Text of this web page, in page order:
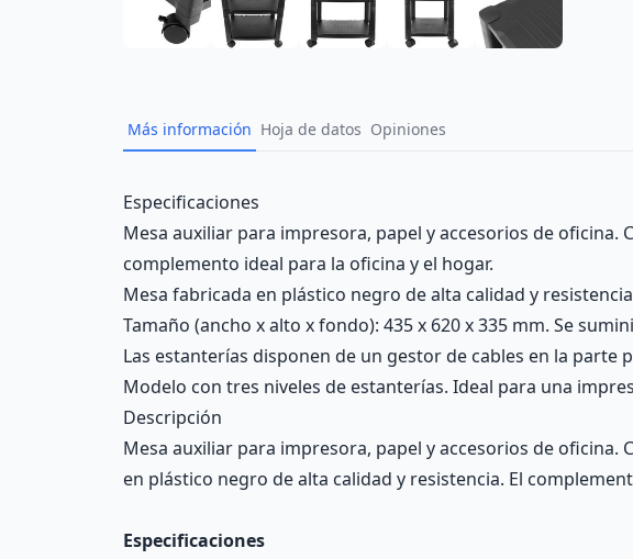
Más información Hoja de datos Opiniones
Description
Especificaciones
Mesa auxiliar para impresora, papel y accesorios de
complemento ideal para la oficina y el hogar.
Mesa fabricada en plástico negro de alta calidad y
Tamaño (ancho x alto x fondo): 435 x 620 x 335 mm. Se
Las estanterías disponen de un gestor de cables en la
Modelo con tres niveles de estanterías. Ideal para una
Descripción
Mesa auxiliar para impresora, papel y accesorios de
en plástico negro de alta calidad y resistencia. El
Especificaciones